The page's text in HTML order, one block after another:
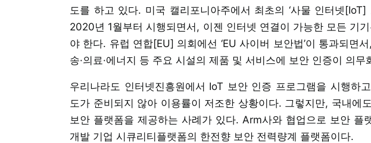
도를 하고 있다. 미국 캘리포니아주에서 최초의 ‘사물 인터넷
2020년 1월부터 시행되면서, 이젠 인터넷 연결이 가능한 모든 기
야 한다. 유럽 연합[EU] 의회에선 ‘EU 사이버 보안법’이 통과되면
송·의료·에너지 등 주요 시설의 제품 및 서비스에 보안 인증이 의무
우리나라도 인터넷진흥원에서 IoT 보안 인증 프로그램을 시행하
도가 준비되지 않아 이용률이 저조한 상황이다. 그렇지만, 국내에
보안 플랫폼을 제공하는 사례가 있다. Arm사와 협업으로 보안 플
개발 기업 시큐리티플랫폼의 한전향 보안 전력량계 플랫폼이다.